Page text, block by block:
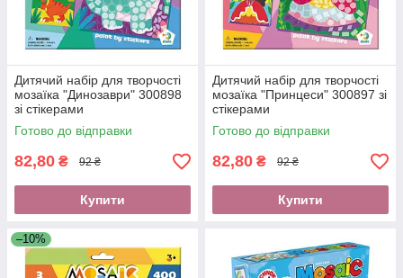
Дитячий набір для творчості
мозаїка "Динозаври" 300898
зі стікерами
Готово до відправки
82,80 ₴ 92 ₴
Купити
Дитячий набір для творчості
мозаїка "Принцеси" 300897 зі
стікерами
Готово до відправки
82,80 ₴ 92 ₴
Купити
–10%